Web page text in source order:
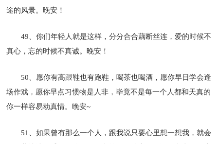
途的风景。晚安！
49、你们年轻人就是这样，分分合合藕断丝连，爱的时候不
真心，忘的时候不真诚。晚安！
50、愿你有高跟鞋也有跑鞋，喝茶也喝酒，愿你早日学会逢
场作戏，愿你早点习惯物是人非，毕竟不是每一个人都和天真的
你一样容易动真情。晚安~
51、如果曾有那么一个人，跟我说只要心里想一想我，就会